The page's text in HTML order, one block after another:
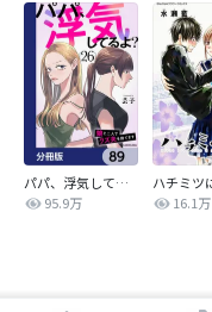
パパ、浮気してるよ？娘と二人でクズ夫を捨てます【分冊版】
95.9万
16.1万